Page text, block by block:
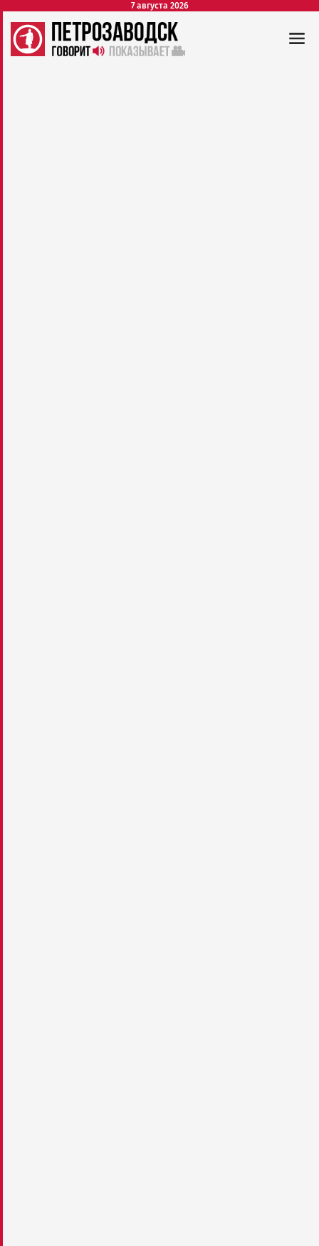
7 августа 2026